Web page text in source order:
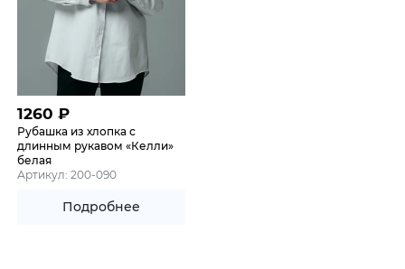
1260 ₽
Рубашка из хлопка с
длинным рукавом «Келли»
белая
Артикул: 200-090
Подробнее